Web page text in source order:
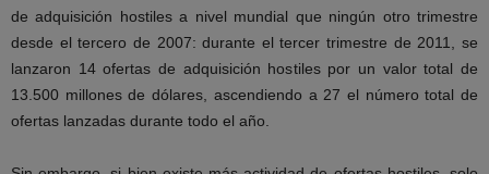
de adquisición hostiles a nivel mundial que ningún otro trimestre
desde el tercero de 2007: durante el tercer trimestre de 2011, se
lanzaron 14 ofertas de adquisición hostiles por un valor total de
13.500 millones de dólares, ascendiendo a 27 el número total de
ofertas lanzadas durante todo el año.